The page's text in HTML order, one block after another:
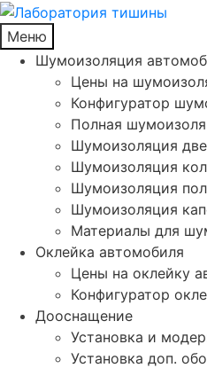
Меню
Шумоизоляция
Цены на
Конфигуратор
Полная
Шумоизоляция
Шумоизоляция
Шумоизоляция
Шумоизоляция
Материалы для
Оклейка автомобиля
Цены на оклейку
Конфигуратор
Дооснащение
Установка и
Установка доп.